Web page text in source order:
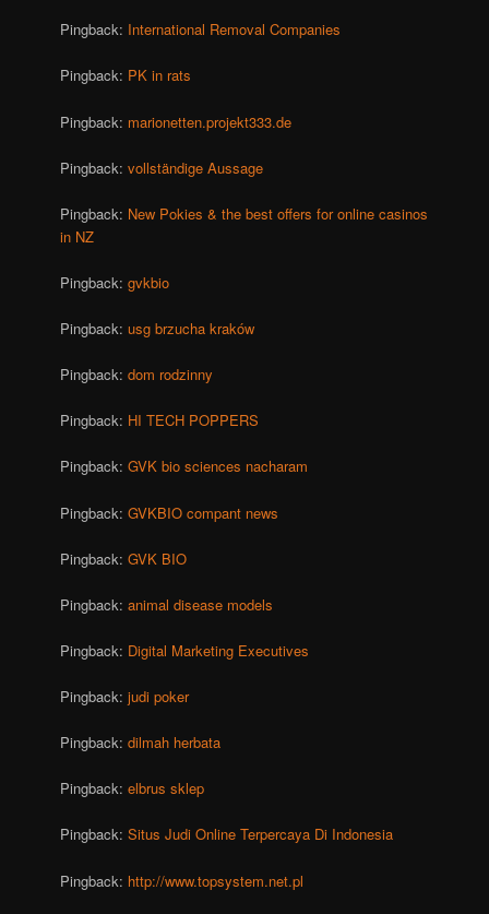
Pingback: International Removal Companies
Pingback: PK in rats
Pingback: marionetten.projekt333.de
Pingback:vollständige Aussage
Pingback: New Pokies & the best offers for online casinos
in NZ
Pingback:gvkbio
Pingback:usg brzucha kraków
Pingback:dom rodzinny
Pingback: HI TECH POPPERS
Pingback:GVK bio sciences nacharam
Pingback:GVKBIO compant news
Pingback:GVK BIO
Pingback:animal disease models
Pingback: Digital Marketing Executives
Pingback:judi poker
Pingback:dilmah herbata
Pingback:elbrus sklep
Pingback:Situs Judi Online Terpercaya Di Indonesia
Pingback: http://www.topsystem.net.pl